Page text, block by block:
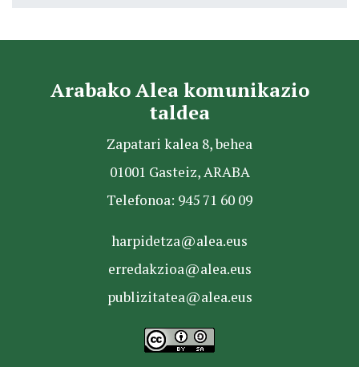
Arabako Alea komunikazio
taldea
Zapatari kalea 8, behea
01001 Gasteiz, ARABA
Telefonoa: 945 71 60 09
harpidetza@alea.eus
erredakzioa@alea.eus
publizitatea@alea.eus